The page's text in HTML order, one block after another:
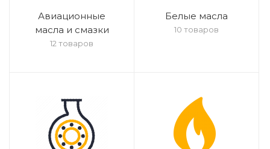
Авиационные
масла и смазки
12 товаров
Белые масла
10 товаров